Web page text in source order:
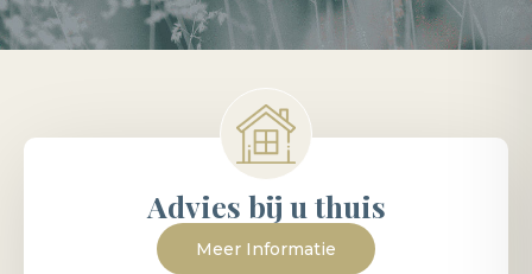
Advies bij u thuis
Meer Informatie